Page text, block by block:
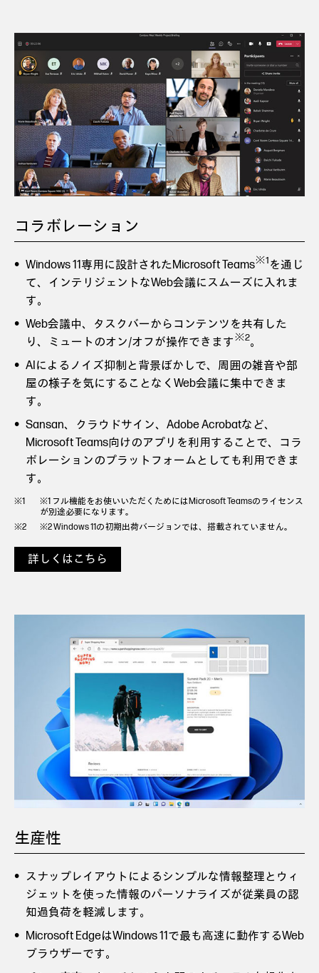
コラボレーション
Windows 11専用に設計されたMicrosoft Teams※1を通じ
て、インテリジェントなWeb会議にスムーズに入れま
す。
Web会議中、タスクバーからコンテンツを共有した
り、ミュートのオン/オフが操作できます※2。
AIによるノイズ抑制と背景ぼかしで、周囲の雑音や部
屋の様子を気にすることなくWeb会議に集中できま
す。
Sansan、クラウドサイン、Adobe Acrobatなど、
Microsoft Teams向けのアプリを利用することで、コラ
ボレーションのプラットフォームとしても利用できま
す。
※1 フル機能をお使いいただくためにはMicrosoft Teamsのライセンス
が別途必要になります。
※2 Windows 11の初期出荷バージョンでは、搭載されていません。
詳しくはこちら
生産性
スナップレイアウトによるシンプルな情報整理とウィ
ジェットを使った情報のパーソナライズが従業員の認
知過負荷を軽減します。
Microsoft EdgeはWindows 11で最も高速に動作するWeb
ブラウザーです。